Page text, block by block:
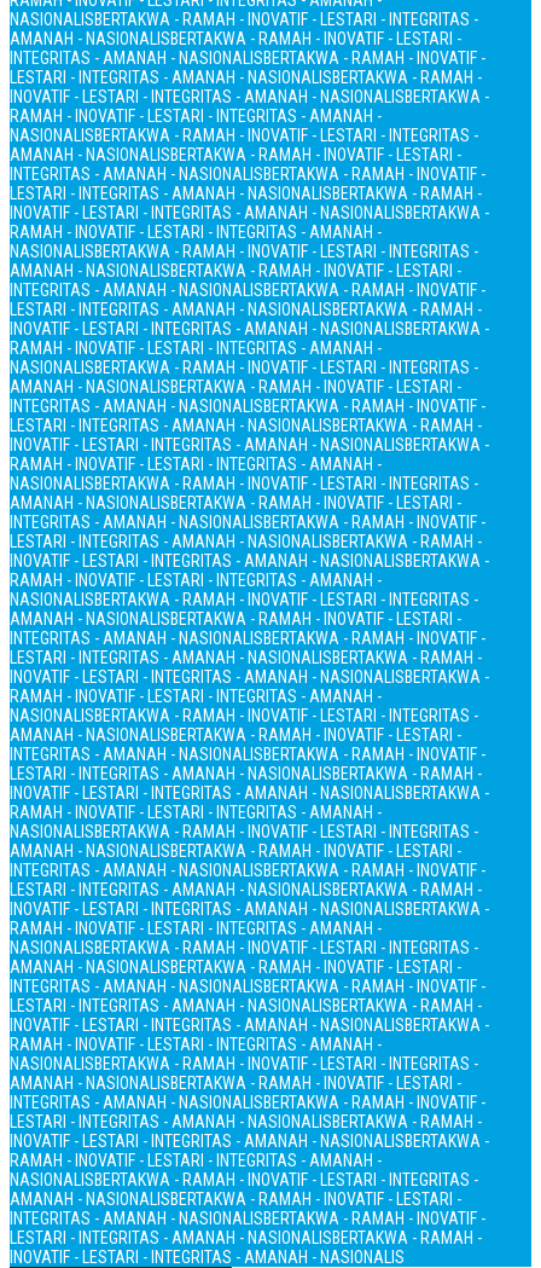
NASIONALISBERTAKWA - RAMAH - INOVATIF - LESTARI - INTEGRITAS -
AMANAH - NASIONALISBERTAKWA - RAMAH - INOVATIF - LESTARI -
INTEGRITAS - AMANAH - NASIONALISBERTAKWA - RAMAH - INOVATIF -
LESTARI - INTEGRITAS - AMANAH - NASIONALISBERTAKWA - RAMAH -
INOVATIF - LESTARI - INTEGRITAS - AMANAH - NASIONALISBERTAKWA -
RAMAH - INOVATIF - LESTARI - INTEGRITAS - AMANAH -
NASIONALISBERTAKWA - RAMAH - INOVATIF - LESTARI - INTEGRITAS -
AMANAH - NASIONALISBERTAKWA - RAMAH - INOVATIF - LESTARI -
INTEGRITAS - AMANAH - NASIONALISBERTAKWA - RAMAH - INOVATIF -
LESTARI - INTEGRITAS - AMANAH - NASIONALISBERTAKWA - RAMAH -
INOVATIF - LESTARI - INTEGRITAS - AMANAH - NASIONALISBERTAKWA -
RAMAH - INOVATIF - LESTARI - INTEGRITAS - AMANAH -
NASIONALISBERTAKWA - RAMAH - INOVATIF - LESTARI - INTEGRITAS -
AMANAH - NASIONALISBERTAKWA - RAMAH - INOVATIF - LESTARI -
INTEGRITAS - AMANAH - NASIONALISBERTAKWA - RAMAH - INOVATIF -
LESTARI - INTEGRITAS - AMANAH - NASIONALISBERTAKWA - RAMAH -
INOVATIF - LESTARI - INTEGRITAS - AMANAH - NASIONALISBERTAKWA -
RAMAH - INOVATIF - LESTARI - INTEGRITAS - AMANAH -
NASIONALISBERTAKWA - RAMAH - INOVATIF - LESTARI - INTEGRITAS -
AMANAH - NASIONALISBERTAKWA - RAMAH - INOVATIF - LESTARI -
INTEGRITAS - AMANAH - NASIONALISBERTAKWA - RAMAH - INOVATIF -
LESTARI - INTEGRITAS - AMANAH - NASIONALISBERTAKWA - RAMAH -
INOVATIF - LESTARI - INTEGRITAS - AMANAH - NASIONALISBERTAKWA -
RAMAH - INOVATIF - LESTARI - INTEGRITAS - AMANAH -
NASIONALISBERTAKWA - RAMAH - INOVATIF - LESTARI - INTEGRITAS -
AMANAH - NASIONALISBERTAKWA - RAMAH - INOVATIF - LESTARI -
INTEGRITAS - AMANAH - NASIONALISBERTAKWA - RAMAH - INOVATIF -
LESTARI - INTEGRITAS - AMANAH - NASIONALISBERTAKWA - RAMAH -
INOVATIF - LESTARI - INTEGRITAS - AMANAH - NASIONALISBERTAKWA -
RAMAH - INOVATIF - LESTARI - INTEGRITAS - AMANAH -
NASIONALISBERTAKWA - RAMAH - INOVATIF - LESTARI - INTEGRITAS -
AMANAH - NASIONALISBERTAKWA - RAMAH - INOVATIF - LESTARI -
INTEGRITAS - AMANAH - NASIONALISBERTAKWA - RAMAH - INOVATIF -
LESTARI - INTEGRITAS - AMANAH - NASIONALISBERTAKWA - RAMAH -
INOVATIF - LESTARI - INTEGRITAS - AMANAH - NASIONALISBERTAKWA -
RAMAH - INOVATIF - LESTARI - INTEGRITAS - AMANAH -
NASIONALISBERTAKWA - RAMAH - INOVATIF - LESTARI - INTEGRITAS -
AMANAH - NASIONALISBERTAKWA - RAMAH - INOVATIF - LESTARI -
INTEGRITAS - AMANAH - NASIONALISBERTAKWA - RAMAH - INOVATIF -
LESTARI - INTEGRITAS - AMANAH - NASIONALISBERTAKWA - RAMAH -
INOVATIF - LESTARI - INTEGRITAS - AMANAH - NASIONALISBERTAKWA -
RAMAH - INOVATIF - LESTARI - INTEGRITAS - AMANAH -
NASIONALISBERTAKWA - RAMAH - INOVATIF - LESTARI - INTEGRITAS -
AMANAH - NASIONALISBERTAKWA - RAMAH - INOVATIF - LESTARI -
INTEGRITAS - AMANAH - NASIONALISBERTAKWA - RAMAH - INOVATIF -
LESTARI - INTEGRITAS - AMANAH - NASIONALISBERTAKWA - RAMAH -
INOVATIF - LESTARI - INTEGRITAS - AMANAH - NASIONALISBERTAKWA -
RAMAH - INOVATIF - LESTARI - INTEGRITAS - AMANAH -
NASIONALISBERTAKWA - RAMAH - INOVATIF - LESTARI - INTEGRITAS -
AMANAH - NASIONALISBERTAKWA - RAMAH - INOVATIF - LESTARI -
INTEGRITAS - AMANAH - NASIONALISBERTAKWA - RAMAH - INOVATIF -
LESTARI - INTEGRITAS - AMANAH - NASIONALISBERTAKWA - RAMAH -
INOVATIF - LESTARI - INTEGRITAS - AMANAH - NASIONALISBERTAKWA -
RAMAH - INOVATIF - LESTARI - INTEGRITAS - AMANAH -
NASIONALISBERTAKWA - RAMAH - INOVATIF - LESTARI - INTEGRITAS -
AMANAH - NASIONALISBERTAKWA - RAMAH - INOVATIF - LESTARI -
INTEGRITAS - AMANAH - NASIONALISBERTAKWA - RAMAH - INOVATIF -
LESTARI - INTEGRITAS - AMANAH - NASIONALISBERTAKWA - RAMAH -
INOVATIF - LESTARI - INTEGRITAS - AMANAH - NASIONALISBERTAKWA -
RAMAH - INOVATIF - LESTARI - INTEGRITAS - AMANAH -
NASIONALISBERTAKWA - RAMAH - INOVATIF - LESTARI - INTEGRITAS -
AMANAH - NASIONALISBERTAKWA - RAMAH - INOVATIF - LESTARI -
INTEGRITAS - AMANAH - NASIONALISBERTAKWA - RAMAH - INOVATIF -
LESTARI - INTEGRITAS - AMANAH - NASIONALISBERTAKWA - RAMAH -
INOVATIF - LESTARI - INTEGRITAS - AMANAH - NASIONALIS